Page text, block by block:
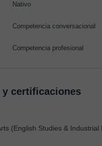
Nativo
Competencia conversacional
Competencia profesional
y certificaciones
(English Studies & Industrial